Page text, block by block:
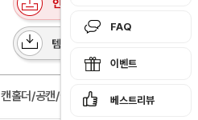
FAQ
이벤트
베스트리뷰
캔홀더/공캔/물병보틀